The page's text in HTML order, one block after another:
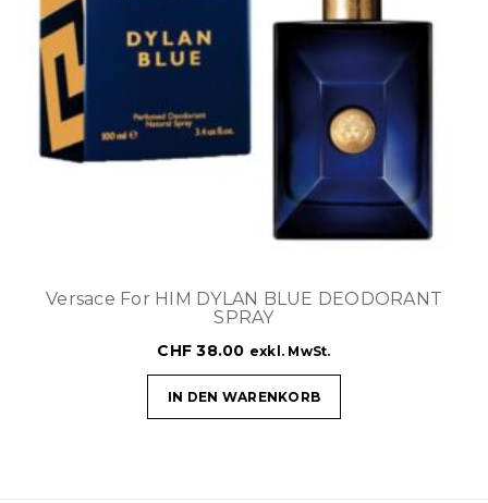
Versace For HIM DYLAN BLUE DEODORANT
SPRAY
CHF 38.00 exkl. MwSt.
IN DEN WARENKORB